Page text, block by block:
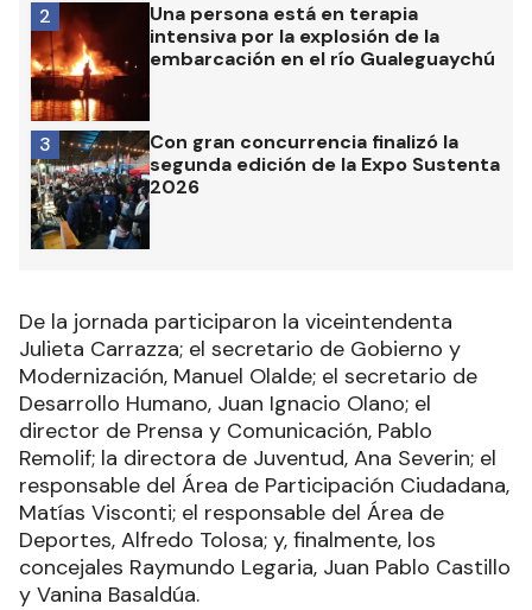
Una persona está en terapia
intensiva por la explosión de la
embarcación en el río Gualeguaychú
2
Con gran concurrencia finalizó la
segunda edición de la Expo Sustenta
2026
3
De la jornada participaron la viceintendenta
Julieta Carrazza; el secretario de Gobierno y
Modernización, Manuel Olalde; el secretario de
Desarrollo Humano, Juan Ignacio Olano; el
director de Prensa y Comunicación, Pablo
Remolif; la directora de Juventud, Ana Severin; el
responsable del Área de Participación Ciudadana,
Matías Visconti; el responsable del Área de
Deportes, Alfredo Tolosa; y, finalmente, los
concejales Raymundo Legaria, Juan Pablo Castillo
y Vanina Basaldúa.